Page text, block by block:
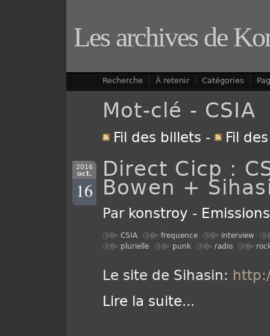
Les archives de
Recherche À retenir Catégories
Mot-clé - CSIA
Fil des billets - Fil
2016
oct.
16
Direct Cicp :
Bowen +
Par konstroy -
CSIA frequence
interview
plurielle
punk radio
Le site de Sihasin:
Lire la suite...